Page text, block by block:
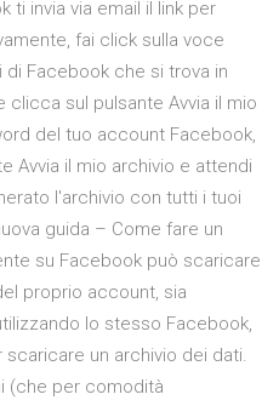
ti invia via email il link per
fai click sulla voce
Facebook che si trova in
sul pulsante Avvia il mio
del tuo account Facebook,
Avvia il mio archivio e attendi
l'archivio con tutti i tuoi
guida – Come fare un
su Facebook può scaricare
proprio account, sia
lo stesso Facebook,
un archivio dei dati.
(che per comodità